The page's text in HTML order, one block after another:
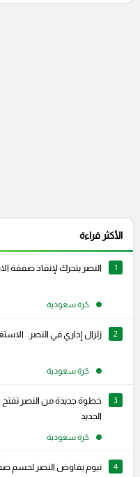
الأكثر قراءة
1 النصر يتحرك لإنقاذ صفقة
كرة سعودية
2 زلزال إداري في النصر..
كرة سعودية
3
خطوة جديدة من النصر تفتح
الجديد
كرة سعودية
4 نيوم يفاوض النصر لحسم